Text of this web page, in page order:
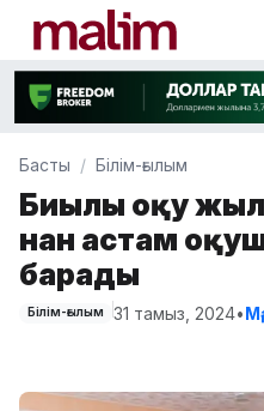
Басты Білім-ғылым
Биылғы оқу
нан астам
барады
Білім-ғылым 31 тамыз, 2024•